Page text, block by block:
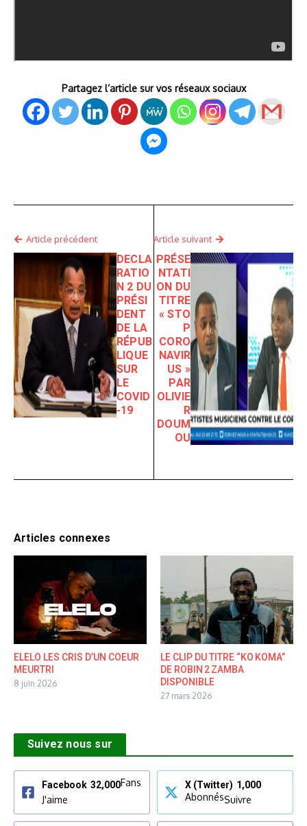
Partagez l’article sur vos réseaux sociaux
Article précédent
DECLA
RATIO
N 2 DU
PRÉSI
DENT
DE LA
RÉPUB
LIQUE
SUR
LE
COVID
-19
Article suivant
PRÉSE
NTATI
ON DU
TITRE
« STO
P
CORO
NAVIR
US »
PAR
OLIVIE
R
DOUM
OU
Articles connexes
ELELO LES CRIS D’UN COEUR
MEURTRI
8 juin 2026
LE CLIP DU TITRE “KO KOMA”
DE ROBIN 2 ZAMBA
DISPONIBLE
27 mars 2026
Suivez nous sur
Facebook 32,000Fans
J'aime
X (Twitter) 1,000
AbonnésSuivre